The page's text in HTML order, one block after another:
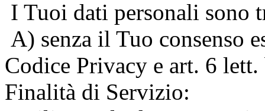
I Tuoi dati personali sono
A) senza il Tuo consenso
Codice Privacy e art. 6
Finalità di Servizio: